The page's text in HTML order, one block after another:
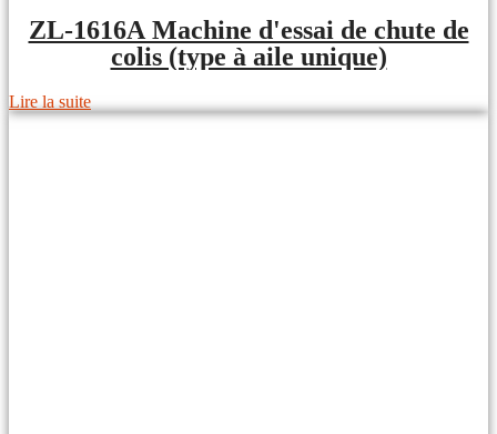
ZL-1616A Machine d'essai de chute de
colis (type à aile unique)
Lire la suite